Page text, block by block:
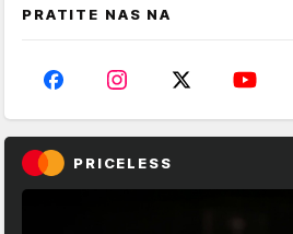
PRATITE NAS NA
PRICELESS